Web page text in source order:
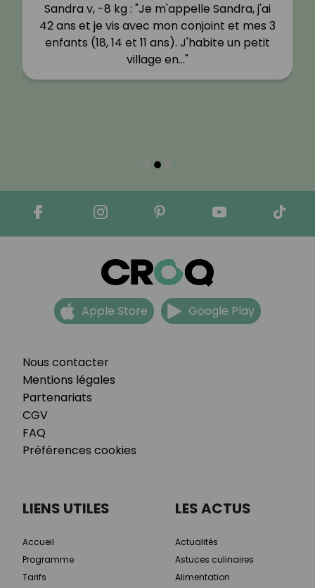
Sandra v, -8 kg : "Je m'appelle Sandra, j'ai
42 ans et je vis avec mon conjoint et mes 3
enfants (18, 14 et 11 ans). J'habite un petit
village en…"
Nous contacter
Mentions légales
Partenariats
CGV
FAQ
Préférences cookies
Apple Store Google Play
LIENS UTILES
Accueil
Programme
Tarifs
LES ACTUS
Actualités
Astuces culinaires
Alimentation